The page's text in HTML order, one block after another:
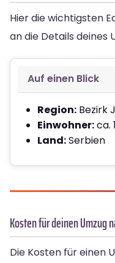
Hier die wichtigsten
an die Details deines
Auf einen Blick
Region: Bezirk
Einwohner:ca.
Land:Serbien
Kosten für deinen Umzug
Die Kosten für einen